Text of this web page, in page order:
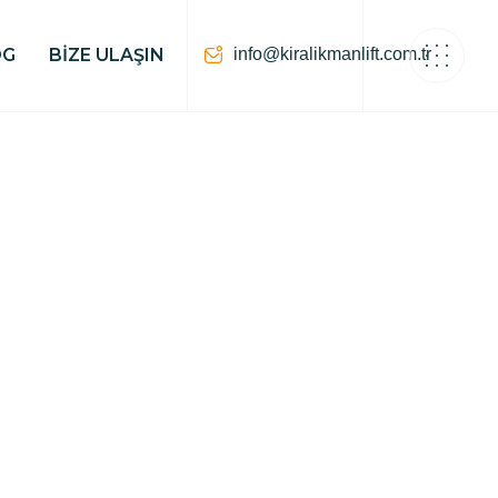
BIZE ULAŞIN info@kiralikmanlift.com.tr